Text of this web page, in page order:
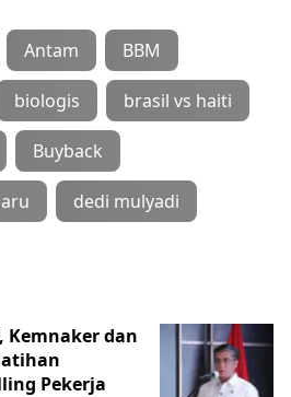
Antam BBM
biologis brasil vs haiti
Buyback
dedi mulyadi
Kemnaker dan
Pekerja